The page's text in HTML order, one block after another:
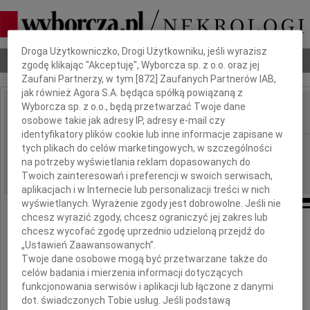
Nekrologi Odeszli Poradnik pogrzebowy
IMIĘ I NAZWISKO:
REGION: Gdańsk
DATA EMISJI: 08.03.2011
Romanowi Wójcikowi
Wyrazy głębokiego i szczerego współczucia
z powodu śmierci
Dbamy o Twoją prywatność
Droga Użytkowniczko, Drogi Użytkowniku, jeśli wyrazisz
zgodę klikając "Akceptuję", Wyborcza sp. z o.o. oraz jej
Zaufani Partnerzy, w tym [872 ] Zaufanych Partnerów IAB,
jak również Agora S.A. będąca spółką powiązaną z
Wyborcza sp. z o.o., będą przetwarzać Twoje dane
osobowe takie jak adresy IP, adresy e-mail czy
identyfikatory plików cookie lub inne informacje zapisane w
tych plikach do celów marketingowych, w szczególności
na potrzeby wyświetlania reklam dopasowanych do
Twoich zainteresowań i preferencji w swoich serwisach,
aplikacjach i w Internecie lub personalizacji treści w nich
wyświetlanych. Wyrażenie zgody jest dobrowolne. Jeśli nie
chcesz wyrazić zgody, chcesz ograniczyć jej zakres lub
chcesz wycofać zgodę uprzednio udzieloną przejdź do
„Ustawień Zaawansowanych”.
Twoje dane osobowe mogą być przetwarzane także do
celów badania i mierzenia informacji dotyczących
funkcjonowania serwisów i aplikacji lub łączone z danymi
dot. świadczonych Tobie usług. Jeśli podstawą